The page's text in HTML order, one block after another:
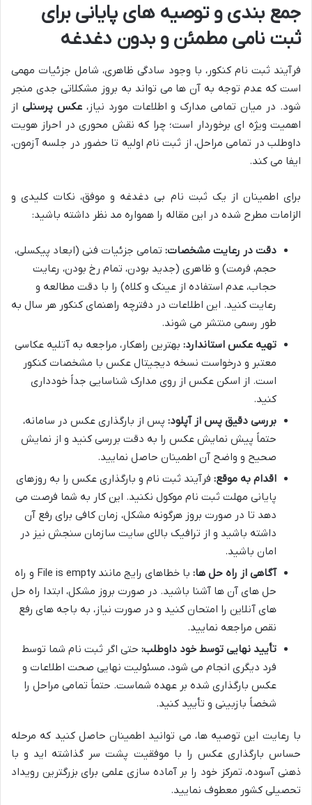
جمع بندی و توصیه های پایانی برای
ثبت نامی مطمئن و بدون دغدغه
فرآیند ثبت نام کنکور، با وجود سادگی ظاهری، شامل جزئیات مهمی
است که عدم توجه به آن ها می تواند به بروز مشکلاتی جدی منجر
شود. در میان تمامی مدارک و اطلاعات مورد نیاز،عکس پرسنلی از
اهمیت ویژه ای برخوردار است؛ چرا که نقش محوری در احراز هویت
داوطلب در تمامی مراحل، از ثبت نام اولیه تا حضور در جلسه آزمون،
ایفا می کند.
برای اطمینان از یک ثبت نام بی دغدغه و موفق، نکات کلیدی و
الزامات مطرح شده در این مقاله را همواره مد نظر داشته باشید:
دقت در رعایت مشخصات: تمامی جزئیات فنی (ابعاد پیکسلی،
حجم، فرمت) و ظاهری (جدید بودن، تمام رخ بودن، رعایت
حجاب، عدم استفاده از عینک و کلاه) را با دقت مطالعه و
رعایت کنید. این اطلاعات در دفترچه راهنمای کنکور هر سال به
طور رسمی منتشر می شوند.
تهیه عکس استاندارد: بهترین راهکار، مراجعه به آتلیه عکاسی
معتبر و درخواست نسخه دیجیتال عکس با مشخصات کنکور
است. از اسکن عکس از روی مدارک شناسایی جداً خودداری
کنید.
بررسی دقیق پس از آپلود: پس از بارگذاری عکس در سامانه،
حتماً پیش نمایش عکس را به دقت بررسی کنید و از نمایش
صحیح و واضح آن اطمینان حاصل نمایید.
اقدام به موقع: فرآیند ثبت نام و بارگذاری عکس را به روزهای
پایانی مهلت ثبت نام موکول نکنید. این کار به شما فرصت می
دهد تا در صورت بروز هرگونه مشکل، زمان کافی برای رفع آن
داشته باشید و از ترافیک بالای سایت سازمان سنجش نیز در
امان باشید.
آگاهی از راه حل ها:
با خطاهای رایج مانند File is empty و راه
حل های آن ها آشنا باشید. در صورت بروز مشکل، ابتدا راه حل
های آنلاین را امتحان کنید و در صورت نیاز، به باجه های رفع
نقص مراجعه نمایید.
تأیید نهایی توسط خود داوطلب: حتی اگر ثبت نام شما توسط
فرد دیگری انجام می شود، مسئولیت نهایی صحت اطلاعات و
عکس بارگذاری شده بر عهده شماست. حتماً تمامی مراحل را
شخصاً بازبینی و تأیید کنید.
با رعایت این توصیه ها، می توانید اطمینان حاصل کنید که مرحله
حساس بارگذاری عکس را با موفقیت پشت سر گذاشته اید و با
ذهنی آسوده، تمرکز خود را بر آماده سازی علمی برای بزرگترین رویداد
تحصیلی کشور معطوف نمایید.